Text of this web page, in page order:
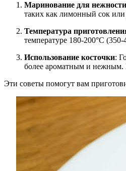
Маринование для нежности
таких как лимонный сок или
Температура
температуре 180-200°C
Использование косточки:
более ароматным и нежным.
Эти советы помогут вам